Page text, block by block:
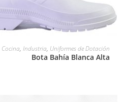
LEER MÁS
Cocina,Industria, Uniformes de Dotación
Bota Bahía Blanca Alta